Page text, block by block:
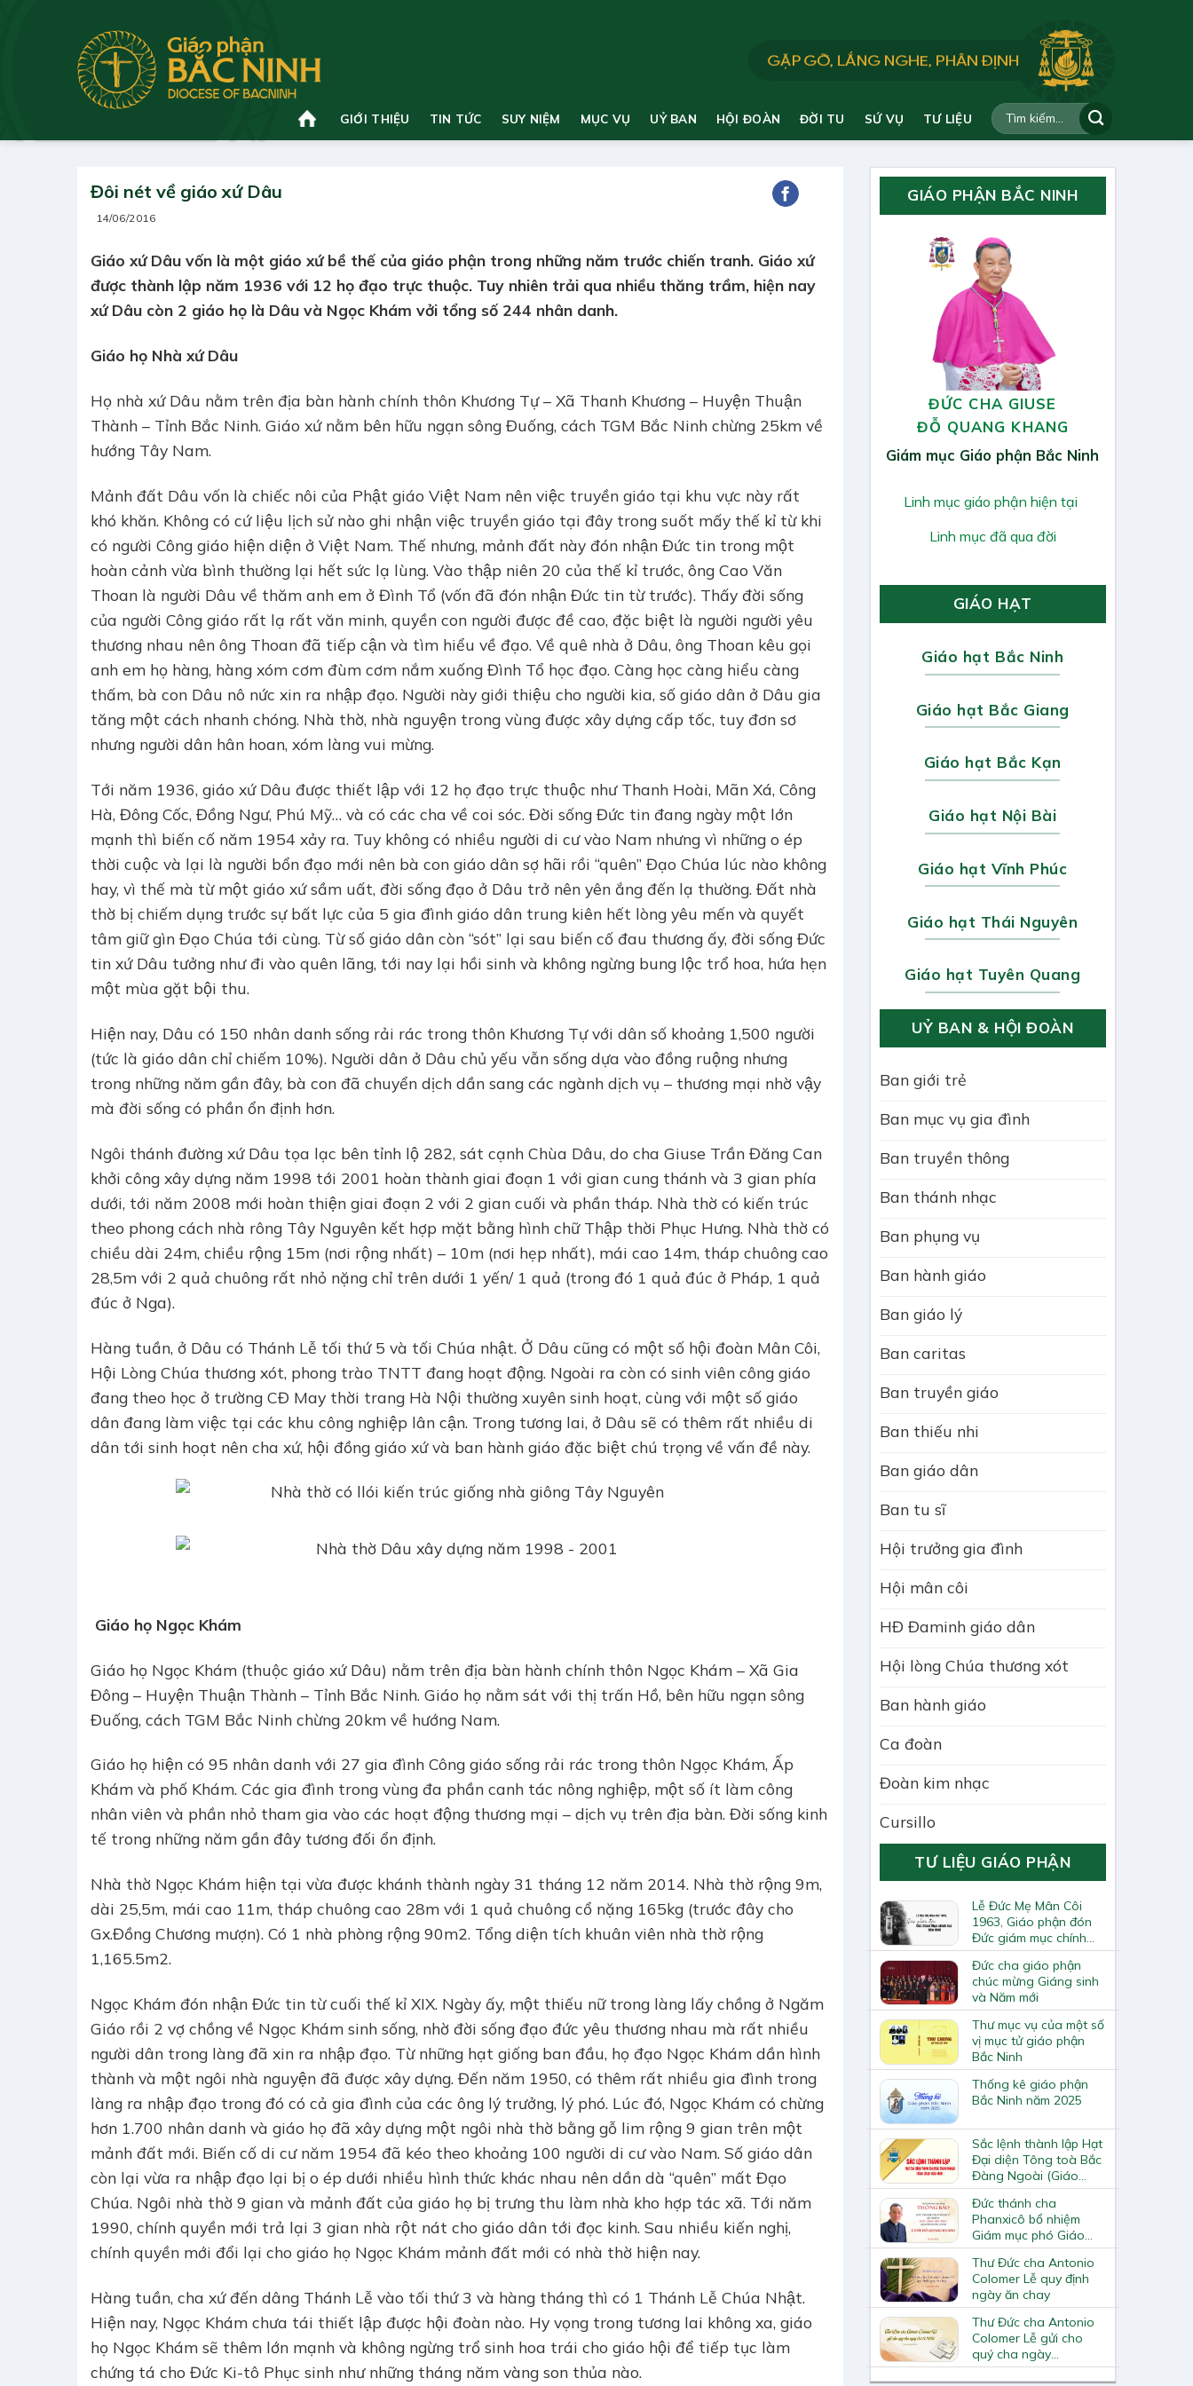
GIỚI THIỆU TIN TỨC SUY NIỆM MỤC VỤ UỶ BAN HỘI ĐOÀN ĐỜI TU SỨ VỤ TƯ LIỆU
Đôi nét về giáo xứ Dâu
14/06/2016
Giáo xứ Dâu vốn là một giáo xứ bề thế của giáo phận trong những năm trước chiến tranh. Giáo xứ
được thành lập năm 1936 với 12 họ đạo trực thuộc. Tuy nhiên trải qua nhiều thăng trầm, hiện nay
xứ Dâu còn 2 giáo họ là Dâu và Ngọc Khám vởi tổng số 244 nhân danh.
Giáo họ Nhà xứ Dâu
Họ nhà xứ Dâu nằm trên địa bàn hành chính thôn Khương Tự – Xã Thanh Khương – Huyện Thuận
Thành – Tỉnh Bắc Ninh. Giáo xứ nằm bên hữu ngạn sông Đuống, cách TGM Bắc Ninh chừng 25km về
hướng Tây Nam.
Mảnh đất Dâu vốn là chiếc nôi của Phật giáo Việt Nam nên việc truyền giáo tại khu vực này rất
khó khăn. Không có cứ liệu lịch sử nào ghi nhận việc truyền giáo tại đây trong suốt mấy thế kỉ từ khi
có người Công giáo hiện diện ở Việt Nam. Thế nhưng, mảnh đất này đón nhận Đức tin trong một
hoàn cảnh vừa bình thường lại hết sức lạ lùng. Vào thập niên 20 của thế kỉ trước, ông Cao Văn
Thoan là người Dâu về thăm anh em ở Đình Tổ (vốn đã đón nhận Đức tin từ trước). Thấy đời sống
của người Công giáo rất lạ rất văn minh, quyền con người được đề cao, đặc biệt là người người yêu
thương nhau nên ông Thoan đã tiếp cận và tìm hiểu về đạo. Về quê nhà ở Dâu, ông Thoan kêu gọi
anh em họ hàng, hàng xóm cơm đùm cơm nắm xuống Đình Tổ học đạo. Càng học càng hiểu càng
thấm, bà con Dâu nô nức xin ra nhập đạo. Người này giới thiệu cho người kia, số giáo dân ở Dâu gia
tăng một cách nhanh chóng. Nhà thờ, nhà nguyện trong vùng được xây dựng cấp tốc, tuy đơn sơ
nhưng người dân hân hoan, xóm làng vui mừng.
Tới năm 1936, giáo xứ Dâu được thiết lập với 12 họ đạo trực thuộc như Thanh Hoài, Mãn Xá, Công
Hà, Đông Cốc, Đồng Ngư, Phú Mỹ… và có các cha về coi sóc. Đời sống Đức tin đang ngày một lớn
mạnh thì biến cố năm 1954 xảy ra. Tuy không có nhiều người di cư vào Nam nhưng vì những o ép
thời cuộc và lại là người bổn đạo mới nên bà con giáo dân sợ hãi rồi “quên” Đạo Chúa lúc nào không
hay, vì thế mà từ một giáo xứ sầm uất, đời sống đạo ở Dâu trở nên yên ắng đến lạ thường. Đất nhà
thờ bị chiếm dụng trước sự bất lực của 5 gia đình giáo dân trung kiên hết lòng yêu mến và quyết
tâm giữ gìn Đạo Chúa tới cùng. Từ số giáo dân còn “sót” lại sau biến cố đau thương ấy, đời sống Đức
tin xứ Dâu tưởng như đi vào quên lãng, tới nay lại hồi sinh và không ngừng bung lộc trổ hoa, hứa hẹn
một mùa gặt bội thu.
Hiện nay, Dâu có 150 nhân danh sống rải rác trong thôn Khương Tự với dân số khoảng 1,500 người
(tức là giáo dân chỉ chiếm 10%). Người dân ở Dâu chủ yếu vẫn sống dựa vào đồng ruộng nhưng
trong những năm gần đây, bà con đã chuyển dịch dần sang các ngành dịch vụ – thương mại nhờ vậy
mà đời sống có phần ổn định hơn.
Ngôi thánh đường xứ Dâu tọa lạc bên tỉnh lộ 282, sát cạnh Chùa Dâu, do cha Giuse Trần Đăng Can
khởi công xây dựng năm 1998 tới 2001 hoàn thành giai đoạn 1 với gian cung thánh và 3 gian phía
dưới, tới năm 2008 mới hoàn thiện giai đoạn 2 với 2 gian cuối và phần tháp. Nhà thờ có kiến trúc
theo phong cách nhà rông Tây Nguyên kết hợp mặt bằng hình chữ Thập thời Phục Hưng. Nhà thờ có
chiều dài 24m, chiều rộng 15m (nơi rộng nhất) – 10m (nơi hẹp nhất), mái cao 14m, tháp chuông cao
28,5m với 2 quả chuông rất nhỏ nặng chỉ trên dưới 1 yến/ 1 quả (trong đó 1 quả đúc ở Pháp, 1 quả
đúc ở Nga).
Hàng tuần, ở Dâu có Thánh Lễ tối thứ 5 và tối Chúa nhật. Ở Dâu cũng có một số hội đoàn Mân Côi,
Hội Lòng Chúa thương xót, phong trào TNTT đang hoạt động. Ngoài ra còn có sinh viên công giáo
đang theo học ở trường CĐ May thời trang Hà Nội thường xuyên sinh hoạt, cùng với một số giáo
dân đang làm việc tại các khu công nghiệp lân cận. Trong tương lai, ở Dâu sẽ có thêm rất nhiều di
dân tới sinh hoạt nên cha xứ, hội đồng giáo xứ và ban hành giáo đặc biệt chú trọng về vấn đề này.
Giáo họ Ngọc Khám
Giáo họ Ngọc Khám (thuộc giáo xứ Dâu) nằm trên địa bàn hành chính thôn Ngọc Khám – Xã Gia
Đông – Huyện Thuận Thành – Tỉnh Bắc Ninh. Giáo họ nằm sát với thị trấn Hồ, bên hữu ngạn sông
Đuống, cách TGM Bắc Ninh chừng 20km về hướng Nam.
Giáo họ hiện có 95 nhân danh với 27 gia đình Công giáo sống rải rác trong thôn Ngọc Khám, Ấp
Khám và phố Khám. Các gia đình trong vùng đa phần canh tác nông nghiệp, một số ít làm công
nhân viên và phần nhỏ tham gia vào các hoạt động thương mại – dịch vụ trên địa bàn. Đời sống kinh
tế trong những năm gần đây tương đối ổn định.
Nhà thờ Ngọc Khám hiện tại vừa được khánh thành ngày 31 tháng 12 năm 2014. Nhà thờ rộng 9m,
dài 25,5m, mái cao 11m, tháp chuông cao 28m với 1 quả chuông cổ nặng 165kg (trước đây cho
Gx.Đồng Chương mượn). Có 1 nhà phòng rộng 90m2. Tổng diện tích khuân viên nhà thờ rộng
1,165.5m2.
Ngọc Khám đón nhận Đức tin từ cuối thế kỉ XIX. Ngày ấy, một thiếu nữ trong làng lấy chồng ở Ngăm
Giáo rồi 2 vợ chồng về Ngọc Khám sinh sống, nhờ đời sống đạo đức yêu thương nhau mà rất nhiều
người dân trong làng đã xin ra nhập đạo. Từ những hạt giống ban đầu, họ đạo Ngọc Khám dần hình
thành và một ngôi nhà nguyện đã được xây dựng. Đến năm 1950, có thêm rất nhiều gia đình trong
làng ra nhập đạo trong đó có cả gia đình của các ông lý trưởng, lý phó. Lúc đó, Ngọc Khám có chừng
hơn 1.700 nhân danh và giáo họ đã xây dựng một ngôi nhà thờ bằng gỗ lim rộng 9 gian trên một
mảnh đất mới. Biến cố di cư năm 1954 đã kéo theo khoảng 100 người di cư vào Nam. Số giáo dân
còn lại vừa ra nhập đạo lại bị o ép dưới nhiều hình thức khác nhau nên dần dà “quên” mất Đạo
Chúa. Ngôi nhà thờ 9 gian và mảnh đất của giáo họ bị trưng thu làm nhà kho hợp tác xã. Tới năm
1990, chính quyền mới trả lại 3 gian nhà rột nát cho giáo dân tới đọc kinh. Sau nhiều kiến nghị,
chính quyền mới đổi lại cho giáo họ Ngọc Khám mảnh đất mới có nhà thờ hiện nay.
Hàng tuần, cha xứ đến dâng Thánh Lễ vào tối thứ 3 và hàng tháng thì có 1 Thánh Lễ Chúa Nhật.
Hiện nay, Ngọc Khám chưa tái thiết lập được hội đoàn nào. Hy vọng trong tương lai không xa, giáo
họ Ngọc Khám sẽ thêm lớn mạnh và không ngừng trổ sinh hoa trái cho giáo hội để tiếp tục làm
chứng tá cho Đức Ki-tô Phục sinh như những tháng năm vàng son thủa nào.
GIÁO PHẬN BẮC NINH
ĐỨC CHA GIUSE
ĐỖ QUANG KHANG
Giám mục Giáo phận Bắc Ninh
Linh mục giáo phận hiện tại
Linh mục đã qua đời
GIÁO HẠT
Giáo hạt Bắc Ninh
Giáo hạt Bắc Giang
Giáo hạt Bắc Kạn
Giáo hạt Nội Bài
Giáo hạt Vĩnh Phúc
Giáo hạt Thái Nguyên
Giáo hạt Tuyên Quang
UỶ BAN & HỘI ĐOÀN
Ban giới trẻ
Ban mục vụ gia đình
Ban truyền thông
Ban thánh nhạc
Ban phụng vụ
Ban hành giáo
Ban giáo lý
Ban caritas
Ban truyền giáo
Ban thiếu nhi
Ban giáo dân
Ban tu sĩ
Hội trưởng gia đình
Hội mân côi
HĐ Đaminh giáo dân
Hội lòng Chúa thương xót
Ban hành giáo
Ca đoàn
Đoàn kim nhạc
Cursillo
TƯ LIỆU GIÁO PHẬN
Lễ Đức Mẹ Mân Côi
1963, Giáo phận đón
Đức giám mục chính
toà tiên khởi
Đức cha giáo phận
chúc mừng Giáng sinh
và Năm mới
Thư mục vụ của một số
vị mục tử giáo phận
Bắc Ninh
Thống kê giáo phận
Bắc Ninh năm 2025
Sắc lệnh thành lập Hạt
Đại diện Tông toà Bắc
Đàng Ngoài (Giáo
phận Bắc Ninh)
Đức thánh cha
Phanxicô bổ nhiệm
Giám mục phó Giáo
phận Bắc Ninh
Thư Đức cha Antonio
Colomer Lễ quy định
ngày ăn chay
Thư Đức cha Antonio
Colomer Lễ gửi cho
quý cha ngày
30.3.1898